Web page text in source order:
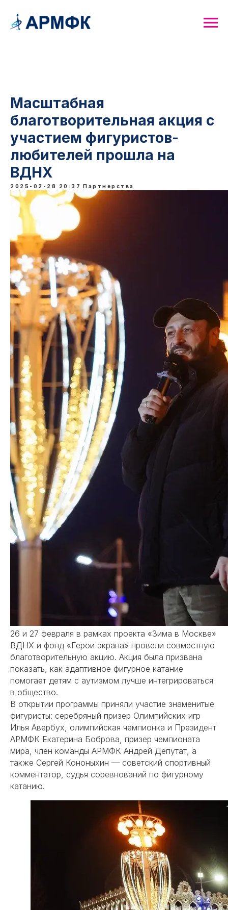
Масштабная
благотворительная акция с
участием фигуристов-
любителей прошла на
ВДНХ
2025-02-28 20:37 Партнерства
26 и 27 февраля в рамках проекта «Зима в Москве»
ВДНХ и фонд «Герои экрана» провели совместную
благотворительную акцию. Акция была призвана
показать, как адаптивное фигурное катание
помогает детям с аутизмом лучше интегрироваться
в общество.
В открытии программы приняли участие знаменитые
фигуристы: серебряный призер Олимпийских игр
Илья Авербух, олимпийская чемпионка и Президент
АРМФК Екатерина Боброва, призер чемпионата
мира, член команды АРМФК Андрей Депутат, а
также Сергей Кононыхин — советский спортивный
комментатор, судья соревнований по фигурному
катанию.